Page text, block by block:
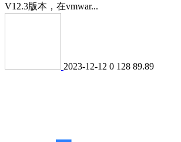
V12.3版本，在vmwar...
2023-12-12 0 128 89.89